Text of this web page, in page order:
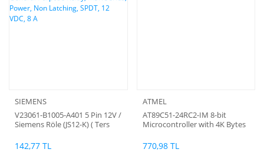
SIEMENS
V23061-B1005-A401 5 Pin 12V /
Siemens Röle (JS12-K) ( Ters
MSR Series, Power, Non
Latching, SPDT, 12 VDC, 8 A
142,77 TL
ATMEL
AT89C51-24RC2-IM 8-bit
Microcontroller with 4K Bytes
770,98 TL